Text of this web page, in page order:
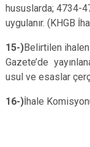
hususlarda; 4734-
uygulanır. (KHGB
15-)Belirtilen
Gazete’de
usul ve esaslar
16-)İhale